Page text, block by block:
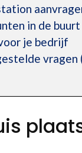
in de buurt
je bedrijf
vragen